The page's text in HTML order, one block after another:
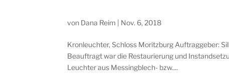
von Dana Reim Nov. 6, 2018
Kronleuchter, Schloss Moritzburg Auftraggeber:
Beauftragt war die Restaurierung und
Leuchter aus Messingblech- bzw....